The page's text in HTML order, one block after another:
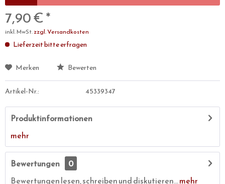
7,90 € *
inkl. MwSt.zzgl. Versandkosten
Lieferzeit bitte erfragen
Merken Bewerten
Artikel-Nr.: 45339347
Produktinformationen
mehr
Bewertungen
0
Bewertungen lesen, schreiben und diskutieren...mehr